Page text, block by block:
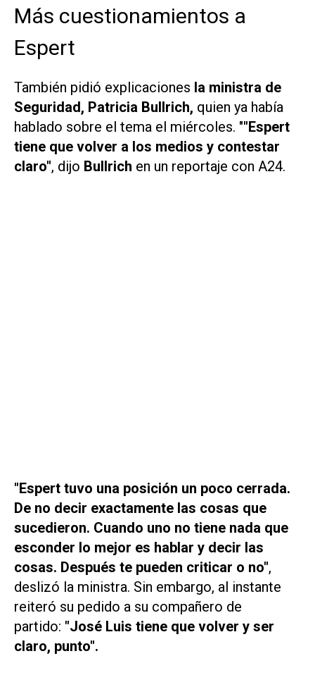
Más cuestionamientos a
Espert
También pidió explicaciones la ministra de
Seguridad, Patricia Bullrich, quien ya había
hablado sobre el tema el miércoles. ""Espert
tiene que volver a los medios y contestar
claro", dijo Bullrich en un reportaje con A24.
"Espert tuvo una posición un poco cerrada.
De no decir exactamente las cosas que
sucedieron. Cuando uno no tiene nada que
esconder lo mejor es hablar y decir las
cosas. Después te pueden criticar o no",
deslizó la ministra. Sin embargo, al instante
reiteró su pedido a su compañero de
partido: "José Luis tiene que volver y ser
claro, punto".